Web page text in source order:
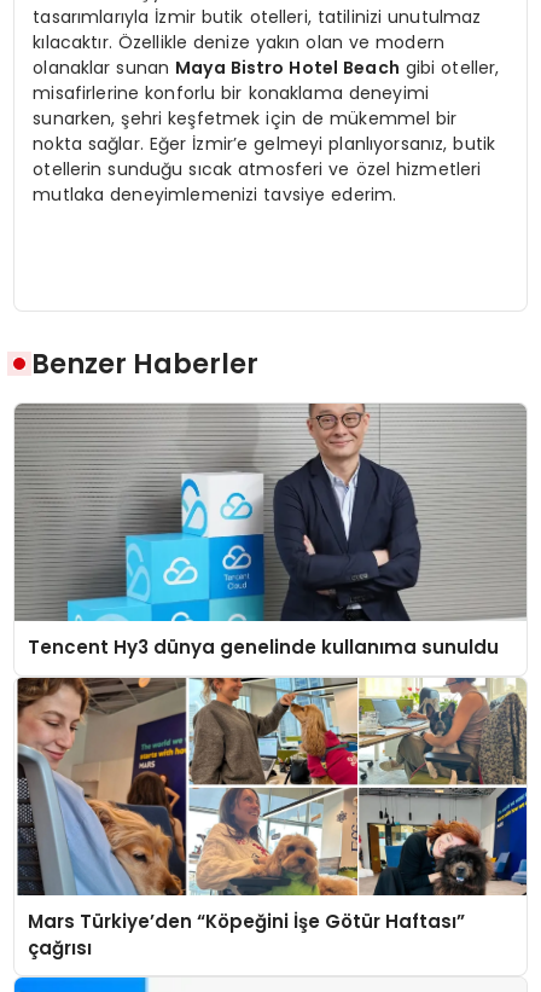
tasarımlarıyla İzmir butik otelleri, tatilinizi unutulmaz
kılacaktır. Özellikle denize yakın olan ve modern
olanaklar sunan Maya Bistro Hotel Beach gibi oteller,
misafirlerine konforlu bir konaklama deneyimi
sunarken, şehri keşfetmek için de mükemmel bir
nokta sağlar. Eğer İzmir’e gelmeyi planlıyorsanız, butik
otellerin sunduğu sıcak atmosferi ve özel hizmetleri
mutlaka deneyimlemenizi tavsiye ederim.
Benzer Haberler
Tencent Hy3 dünya genelinde kullanıma sunuldu
Mars Türkiye’den “Köpeğini İşe Götür Haftası”
çağrısı